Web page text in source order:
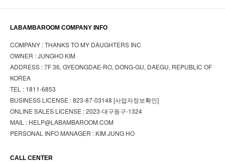
LABAMBAROOM COMPANY INFO
COMPANY : THANKS TO MY DAUGHTERS INC
OWNER : JUNGHO KIM
ADDRESS : 7F 36, GYEONGDAE-RO, DONG-GU, DAEGU, REPUBLIC OF
KOREA
TEL : 1811-6853
BUSINESS LICENSE : 823-87-03148 [사업자정보확인]
ONLINE SALES LICENSE : 2023-대구동구-1324
MAIL : HELP@LABAMBAROOM.COM
PERSONAL INFO MANAGER : KIM JUNG HO
CALL CENTER